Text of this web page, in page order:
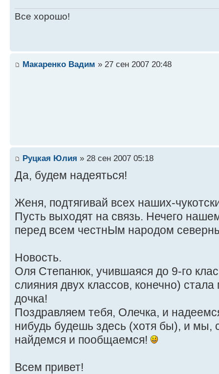
Все хорошо!
Макаренко Вадим » 27 сен 2007 20:48
Руцкая Юлия » 28 сен 2007 05:18
Да, будем надеяться!
Женя, подтягивай всех наших-
Пусть выходят на связь. Нечего
перед всем честнЫм народом
Новость.
Оля Степанюк, учившаяся до 9-го
слияния двух классов, конечно)
дочка!
Поздравляем тебя, Олечка, и
нибудь будешь здесь (хотя бы), и мы,
найдемся и пообщаемся!
Всем привет!